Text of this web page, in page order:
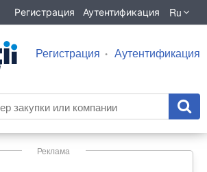
Регистрация Аутентификация Ru
Регистрация Аутентификация
Реклама